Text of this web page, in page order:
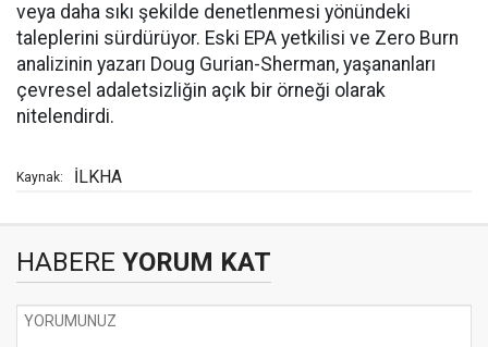
veya daha sıkı şekilde denetlenmesi yönündeki
taleplerini sürdürüyor. Eski EPA yetkilisi ve Zero Burn
analizinin yazarı Doug Gurian-Sherman, yaşananları
çevresel adaletsizliğin açık bir örneği olarak
nitelendirdi.
Kaynak: İLKHA
HABERE YORUM KAT